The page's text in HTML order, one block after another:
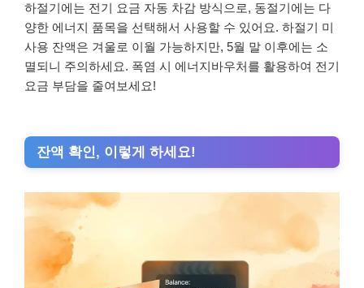
하절기에는 전기 요금 자동 차감 방식으로, 동절기에는 다
양한 에너지 품목을 선택해서 사용할 수 있어요. 하절기 미
사용 잔액은 겨울로 이월 가능하지만, 5월 말 이후에는 소
멸되니 주의하세요. 폭염 시 에너지바우처를 활용하여 전기
요금 부담을 줄여보세요!
잔액 확인, 이렇게 하세요!